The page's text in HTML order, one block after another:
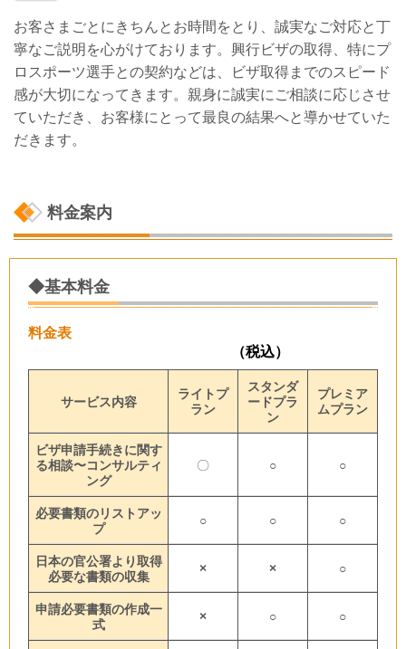
お客さまごとにきちんとお時間をとり、誠実なご対応と丁
寧なご説明を心がけております。興行ビザの取得、特にプ
ロスポーツ選手との契約などは、ビザ取得までのスピード
感が大切になってきます。親身に誠実にご相談に応じさせ
ていただき、お客様にとって最良の結果へと導かせていた
だきます。
料金案内
◆基本料金
料金表
（税込）
サービス内容
ライトプ
ラン
スタンダ
ードプラ
ン
プレミア
ムプラン
ビザ申請手続きに関す
る相談〜コンサルティ
ング
〇 ○ ○
必要書類のリストアッ
プ
○ ○ ○
日本の官公署より取得
必要な書類の収集
× × ○
申請必要書類の作成一
式
× ○ ○